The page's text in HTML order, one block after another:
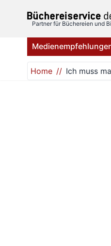
Partner für Büchereien und
Home Ich muss